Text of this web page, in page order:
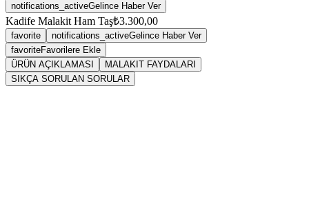
notifications_activeGelince Haber Ver
Kadife Malakit Ham Taş₺3.300,00
favorite notifications_activeGelince Haber Ver
favoriteFavorilere Ekle
ÜRÜN AÇIKLAMASI
MALAKIT FAYDALARI
SIKÇA SORULAN SORULAR